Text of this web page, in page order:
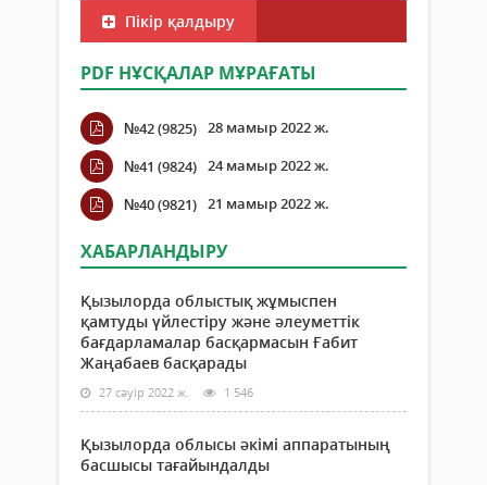
Пікір қалдыру
PDF НҰСҚАЛАР МҰРАҒАТЫ
№42 (9825) 28 мамыр 2022 ж.
№41 (9824) 24 мамыр 2022 ж.
№40 (9821) 21 мамыр 2022 ж.
ХАБАРЛАНДЫРУ
Қызылорда облыстық жұмыспен
қамтуды үйлестіру және әлеуметтік
бағдарламалар басқармасын Ғабит
Жаңабаев басқарады
27 сәуір 2022 ж. 1 546
Қызылорда облысы әкімі аппаратының
басшысы тағайындалды